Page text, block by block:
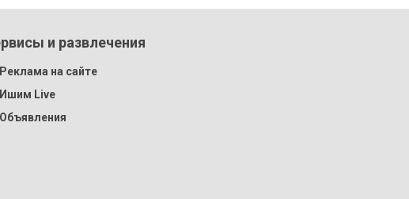
и развлечения
Реклама на сайте
Ишим Live
Объявления